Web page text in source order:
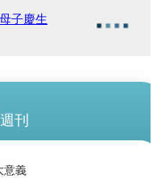
子慶生
刊
意義